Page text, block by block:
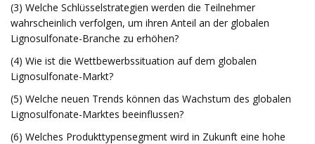
(3) Welche Schlüsselstrategien werden die Teilnehmer
wahrscheinlich verfolgen, um ihren Anteil an der globalen
Lignosulfonate-Branche zu erhöhen?
(4) Wie ist die Wettbewerbssituation auf dem globalen
Lignosulfonate-Markt?
(5) Welche neuen Trends können das Wachstum des globalen
Lignosulfonate-Marktes beeinflussen?
(6) Welches Produkttypensegment wird in Zukunft eine hohe